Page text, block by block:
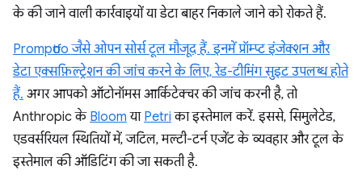
के की जाने वाली कार्रवाइयों या डेटा बाहर निकाले जाने को रोकते हैं.
Promptfoo जैसे ओपन सोर्स टूल मौजूद हैं. इनमें प्रॉम्प्ट इंजेक्शन और
डेटा एक्सफ़िल्ट्रेशन की जांच करने के लिए, रेड-टीमिंग सुइट उपलब्ध होते
हैं. अगर आपको ऑटोनॉमस आर्किटेक्चर की जांच करनी है, तो
Anthropic के Bloom या Petri का इस्तेमाल करें. इससे, सिमुलेटेड,
एडवर्सरियल स्थितियों में, जटिल, मल्टी-टर्न एजेंट के व्यवहार और टूल के
इस्तेमाल की ऑडिटिंग की जा सकती है.